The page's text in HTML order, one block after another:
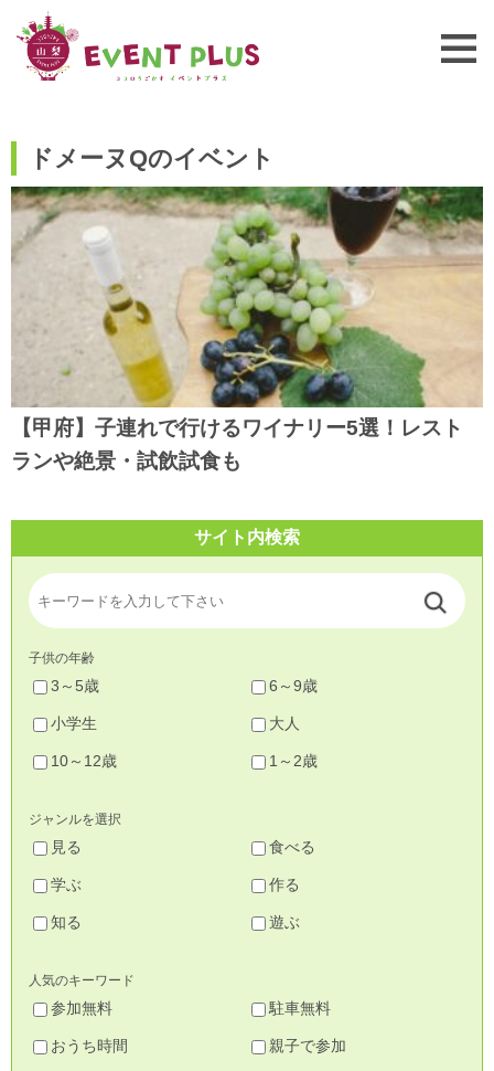
ドメーヌQのイベント
【甲府】子連れで行けるワイナリー5選！レスト
ランや絶景・試飲試食も
サイト内検索
子供の年齢
3～5歳 6～9歳
小学生 大人
10～12歳 1～2歳
ジャンルを選択
見る 食べる
学ぶ 作る
知る 遊ぶ
人気のキーワード
参加無料 駐車無料
おうち時間 親子で参加